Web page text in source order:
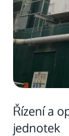
Řízení a
jednotek